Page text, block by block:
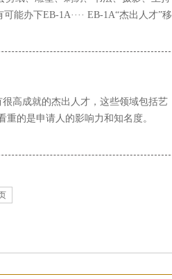
能办下EB-1A···· EB-1A“杰出人才”移
高成就的杰出人才，这些领域包括艺
的是申请人的影响力和知名度。